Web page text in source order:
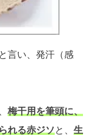
言い、発汗（感
梅干用を筆頭に、
れる赤ジソと、 生